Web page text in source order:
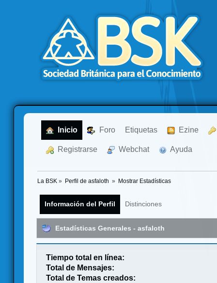
Inicio Foro Etiquetas Ezine
Registrarse Webchat Ayuda
La BSK » Perfil de asfaloth » Mostrar Estadísticas
Información del Perfil Distinciones
Estadísticas Generales - asfaloth
Tiempo total en línea:
Total de Mensajes:
Total de Temas creados: